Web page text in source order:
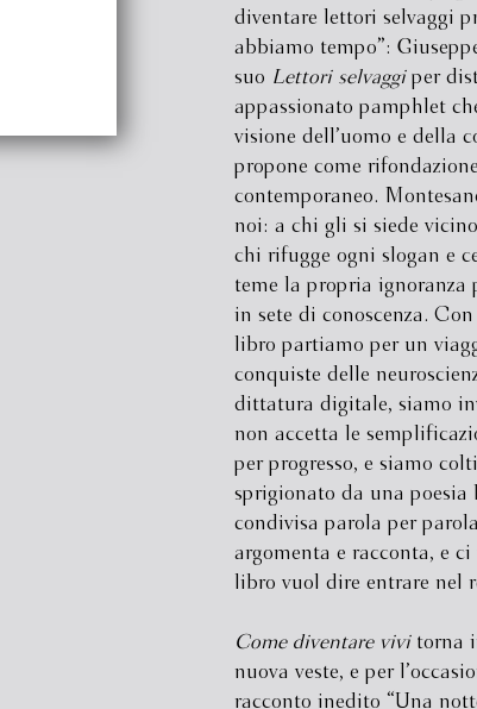
diventare lettori selvaggi
abbiamo tempo”:
suo Lettori selvaggiper
appassionato pamphlet
visione dell’uomo e della
propone come
contemporaneo.
noi: a chi gli si siede
chi rifugge ogni slogan e
teme la propria ignoranza
in sete di conoscenza.
libro partiamo per un
conquiste delle
dittatura digitale, siamo
non accetta le
per progresso, e siamo
sprigionato da una poesia
condivisa parola per
argomenta e racconta, e
libro vuol dire entrare nel
Come diventare vivitorna
nuova veste, e per
racconto inedito “Una